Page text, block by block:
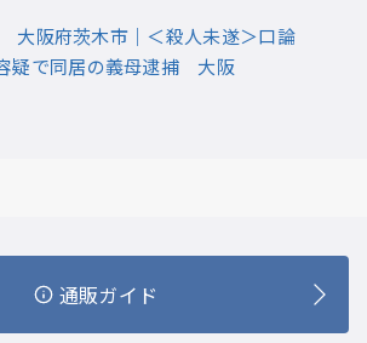
大阪府茨木市｜＜殺人未遂＞口論
疑で同居の義母逮捕 大阪
通販ガイド